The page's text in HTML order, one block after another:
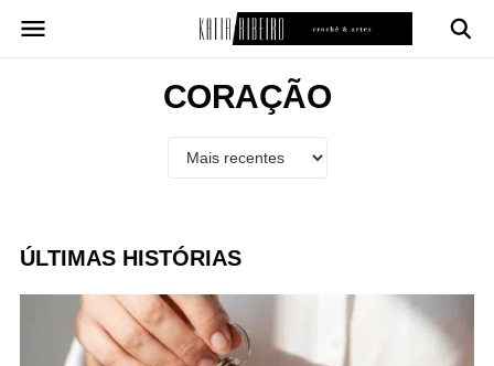
para
CORAÇÃO
ÚLTIMAS HISTÓRIAS